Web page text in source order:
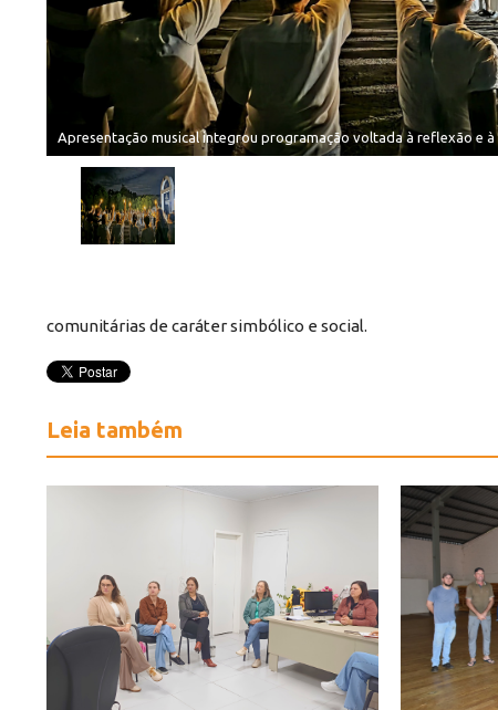
Apresentação musical integrou programação voltada à reflexão e
comunitárias de caráter simbólico e social.
Leia também